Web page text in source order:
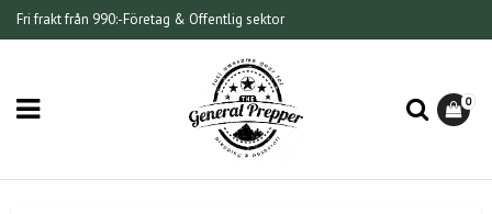
Fri frakt från 990:-Företag & Offentlig sektor
0